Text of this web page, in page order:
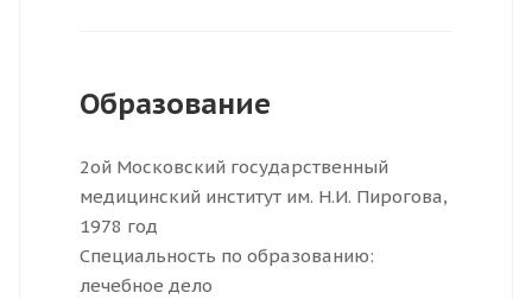
Образование
2ой Московский государственный
медицинский институт им. Н.И. Пирогова,
1978 год
Специальность по образованию:
лечебное дело